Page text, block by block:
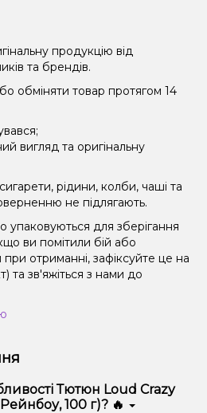
продукцію від
та брендів.
обміняти товар протягом 14
вигляд та оригінальну
рідини, колби, чаші та
не підлягають.
упаковуються для зберігання
ви помітили бій або
отриманні, зафіксуйте це на
та зв'яжіться з нами до
Тютюн Loud Crazy
100 г)? 🔥